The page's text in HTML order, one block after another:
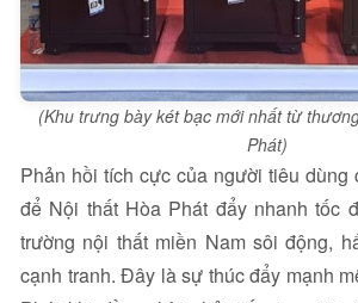
(Khu trưng bày két bạc mới nhất từ
Phát)
Phản hồi tích cực của người tiêu dùng
để Nội thất Hòa Phát đẩy nhanh tốc
trường nội thất miền Nam sôi động,
cạnh tranh. Đây là sự thúc đẩy mạnh